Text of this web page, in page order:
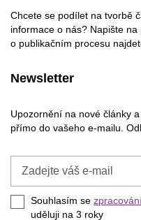
Chcete se podílet na tvorbě
informace o nás? Napište na
o publikačním procesu
Newsletter
Upozornění na nové články
přímo do vašeho e-mailu.
e-
mail
Souhlasím se
uděluji na 3 roky